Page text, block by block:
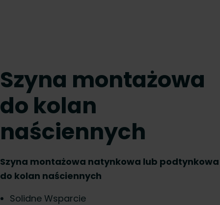
Szyna montażowa
do kolan
naściennych
Szyna montażowa natynkowa lub podtynkowa
do kolan naściennych
Solidne Wsparcie